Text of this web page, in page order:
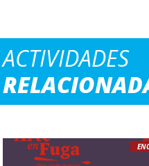
ACTIVIDADES